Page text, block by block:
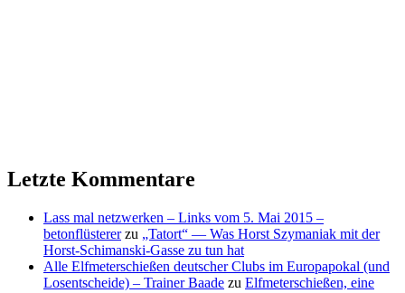
Letzte Kommentare
Lass mal netzwerken – Links vom 5. Mai 2015 –
betonflüstererzu „Tatort“ — Was Horst Szymaniak mit der
Horst-Schimanski-Gasse zu tun hat
Alle Elfmeterschießen deutscher Clubs im Europapokal (und
Losentscheide) – Trainer Baade zu Elfmeterschießen, eine